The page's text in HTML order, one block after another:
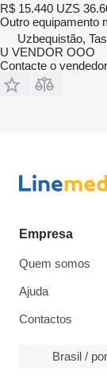
R$ 15.440 UZS
Outro equipamento
Uzbequistão,
U VENDOR OOO
Contacte o vendedor
Empresa
Quem somos
Ajuda
Contactos
Brasil /